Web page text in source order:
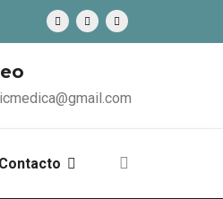
Contacto